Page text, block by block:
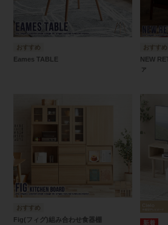
Eames TABLE
NEW
ァ
Fig(フィグ)組み合わせ食器棚